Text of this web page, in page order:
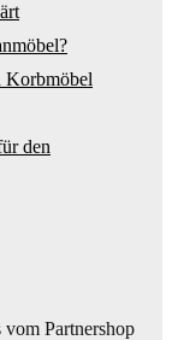
Korbmöbel
den
Partnershop